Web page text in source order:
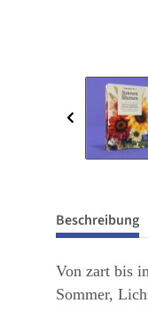
Beschreibung
Von zart bis
Sommer,